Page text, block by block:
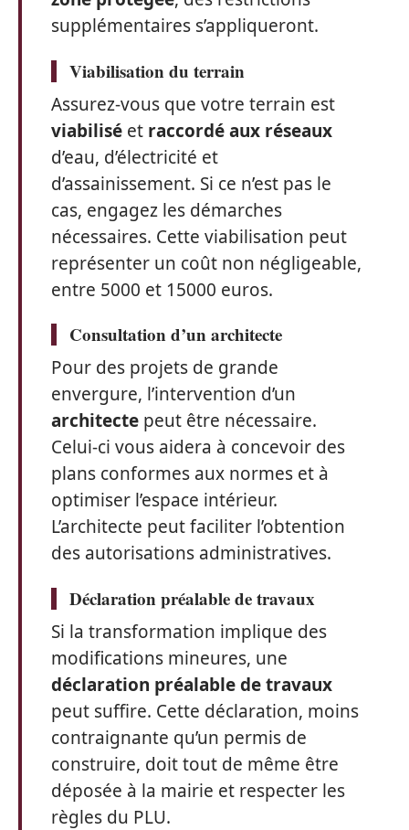
supplémentaires s’appliqueront.
Viabilisation du terrain
Assurez-vous que votre terrain est
viabilisé et raccordé aux réseaux
d’eau, d’électricité et
d’assainissement. Si ce n’est pas le
cas, engagez les démarches
nécessaires. Cette viabilisation peut
représenter un coût non négligeable,
entre 5000 et 15000 euros.
Consultation d’un architecte
Pour des projets de grande
envergure, l’intervention d’un
architecte peut être nécessaire.
Celui-ci vous aidera à concevoir des
plans conformes aux normes et à
optimiser l’espace intérieur.
L’architecte peut faciliter l’obtention
des autorisations administratives.
Déclaration préalable de travaux
Si la transformation implique des
modifications mineures, une
déclaration préalable de travaux
peut suffire. Cette déclaration, moins
contraignante qu’un permis de
construire, doit tout de même être
déposée à la mairie et respecter les
règles du PLU.